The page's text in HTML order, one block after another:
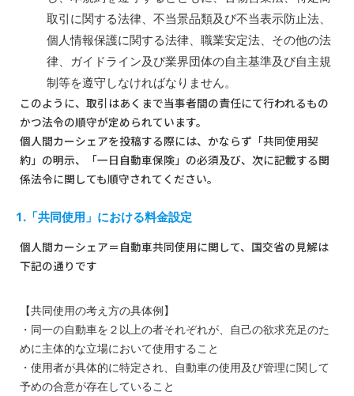
取引に関する法律、不当景品類及び不当表示防止法、
個人情報保護に関する法律、職業安定法、その他の法
律、ガイドライン及び業界団体の自主基準及び自主規
制等を遵守しなければなりません。
このように、取引はあくまで当事者間の責任にて行われるもの
かつ法令の順守が定められています。
個人間カーシェアを投稿する際には、かならず「共同使用契
約」の明示、「一日自動車保険」の必須及び、次に記載する関
係法令に関しても順守されてください。
1.「共同使用」における料金設定
個人間カーシェア＝自動車共同使用に関して、国交省の見解は
下記の通りです
【共同使用の考え方の具体例】
・同一の自動車を２以上の者それぞれが、自己の欲求充足のた
めに主体的な立場において使用すること
・使用者が具体的に特定され、自動車の使用及び管理に関して
予めの合意が存在していること